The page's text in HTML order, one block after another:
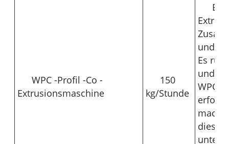
WPC -Profil -Co -
Extrusionsmaschine
150
kg/Stunde
Es
und
Es
und
WPC -
dieser